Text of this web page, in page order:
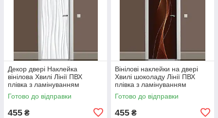
Декор двері Наклейка
вінілова Хвилі Лінії ПВХ
плівка з ламінуванням
600х1800 мм Абстракція
Сірий
Готово до відправки
455 ₴
Вінілові наклейки на двері
Хвилі шоколаду Лінії ПВХ
плівка з ламінуванням
600х1800 мм Абстракція
Коричневий
Готово до відправки
455 ₴